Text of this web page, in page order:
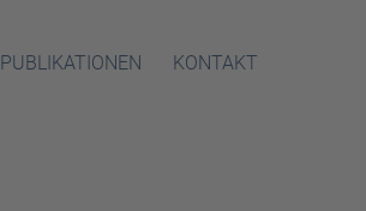
PUBLIKATIONEN KONTAKT